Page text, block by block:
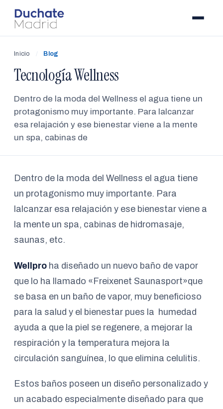
Inicio / Blog
Tecnología Wellness
Dentro de la moda del Wellness el agua tiene un
protagonismo muy importante. Para lalcanzar
esa relajación y ese bienestar viene a la mente
un spa, cabinas de
Dentro de la moda del Wellness el agua tiene
un protagonismo muy importante. Para
lalcanzar esa relajación y ese bienestar viene a
la mente un spa, cabinas de hidromasaje,
saunas, etc.
Wellpro ha diseñado un nuevo baño de vapor
que lo ha llamado «Freixenet Saunasport»que
se basa en un baño de vapor, muy beneficioso
para la salud y el bienestar pues la humedad
ayuda a que la piel se regenere, a mejorar la
respiración y la temperatura mejora la
circulación sanguínea, lo que elimina celulitis.
Estos baños poseen un diseño personalizado y
un acabado especialmente diseñado para que